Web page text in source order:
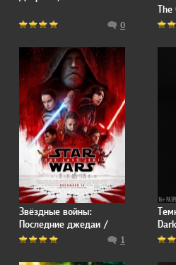
0
The
Звёздные войны:
Последние джедаи /
Star Wars: Episode VIII - 1